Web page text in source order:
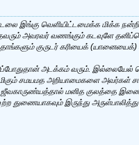
இங்கு வெளியிட்டமைக்க மிக்க
அவரவர் வணங்கும் கடவுளே
குருடர் கரியைக்
அப்போதுதான் அடக்கம் வரும்.
சமயமத அறியாமைகளை அவர்கள்
ஜீவகாருண்யத்தால் மனித குலத்தை
துணையாகவும் இருந்து